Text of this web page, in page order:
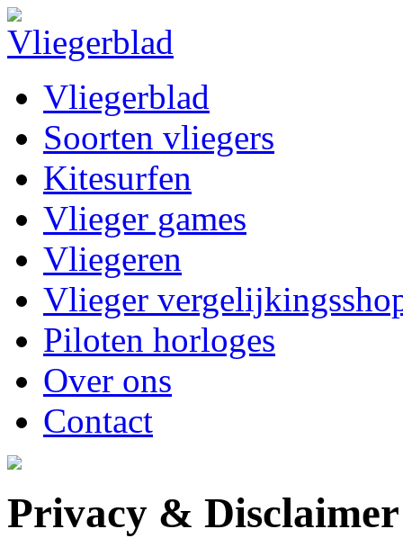
Vliegerblad
Soorten vliegers
Kitesurfen
Vlieger games
Vliegeren
Vlieger
Piloten horloges
Over ons
Contact
Privacy & Disclaimer